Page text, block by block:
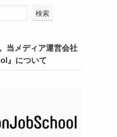
検索
当メディア運営会社
』について